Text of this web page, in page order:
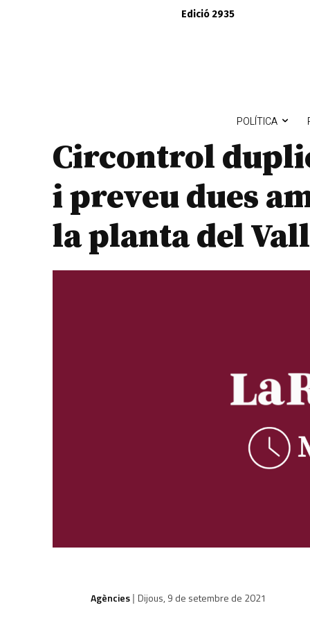
Edició 2935
POLÍTICA
Circontrol
i preveu dues
la planta del
Agències | Dijous, 9 de setembre de 2021